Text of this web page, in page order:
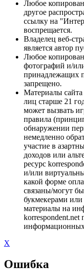
Любое
другое
ссылку на
воспрещается.
Владелец веб-
является автор
Любое
фотографий и/
принадлежащих
запрещено.
Материалы сайта
лиц старше 21
может вызвать
правила
обнаружении
немедленно
участие в
доходов или
ресурс
и/или
какой форме
связаны/могут
букмекерами
материалы на
korrespondent.net
X
Ошибка